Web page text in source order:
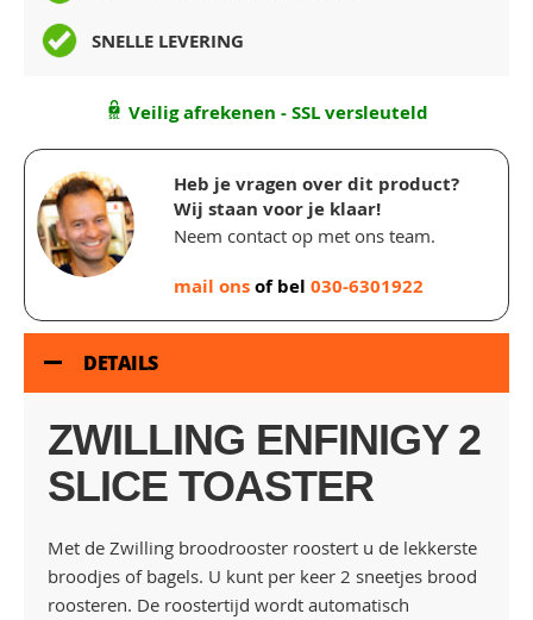
SNELLE LEVERING
Veilig afrekenen - SSL versleuteld
Heb je vragen over dit product?
Wij staan voor je klaar!
Neem contact op met ons team.
mail onsof bel 030-6301922
DETAILS
ZWILLING ENFINIGY 2
SLICE TOASTER
Met de Zwilling broodrooster roostert u de lekkerste
broodjes of bagels. U kunt per keer 2 sneetjes brood
roosteren. De roostertijd wordt automatisch